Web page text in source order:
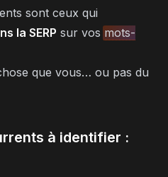
sont ceux qui
la SERP sur vos mots-
que vous… ou pas du
à identifier :